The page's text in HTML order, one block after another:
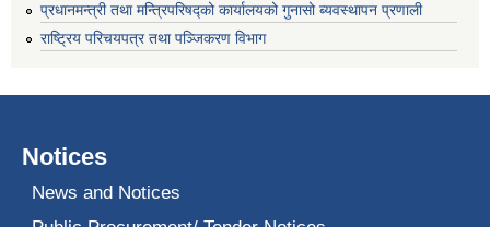
प्रधानमन्त्री तथा मन्त्रिपरिषद्को कार्यालयको गुनासो ब्यवस्थापन प्रणाली
राष्ट्रिय परिचयपत्र तथा पञ्जिकरण विभाग
Notices
News and Notices